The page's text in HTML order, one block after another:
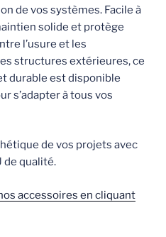
de vos systèmes. Facile à
solide et protège
l’usure et les
structures extérieures, ce
durable est disponible
s’adapter à tous vos
de vos projets avec
de qualité.
accessoires en cliquant